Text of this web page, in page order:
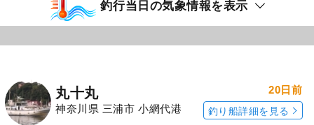
釣行当日の気象情報を表示
丸十丸
神奈川県 三浦市 小網代港
20日前
釣り船詳細を見る